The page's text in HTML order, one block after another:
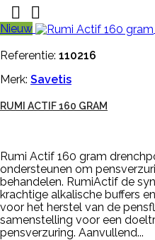
 
Nieuw
Referentie: 110216
Merk: Savetis
RUMI ACTIF 160 GRAM
Rumi Actif 160 gram
ondersteunen om
behandelen. RumiActif de
krachtige alkalische buffers
voor het herstel van de
samenstelling voor een
pensverzuring. Aanvullend...